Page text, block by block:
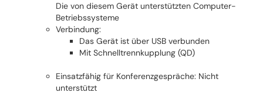
Die von diesem Gerät unterstützten Computer-
Betriebssysteme
Verbindung:
Das Gerät ist über USB verbunden
Mit Schnelltrennkupplung (QD)
Einsatzfähig für Konferenzgespräche: Nicht
unterstützt